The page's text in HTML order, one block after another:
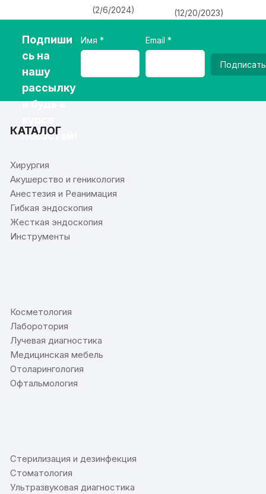
(2/6/2024) (12/20/2023)
Подпиши
сь на
нашу
рассылку
и будь в
новостей!
Имя Email
КАТАЛОГ
Хирургия
Акушерство и геникология
Анестезия и Реанимация
Гибкая эндоскопия
Жесткая эндоскопия
Инструменты
Косметология
Лаборотория
Лучевая диагностика
Медицинская мебель
Отоларингология
Офтальмология
Стерилизация и дезинфекция
Стоматология
Ультразвуковая диагностика